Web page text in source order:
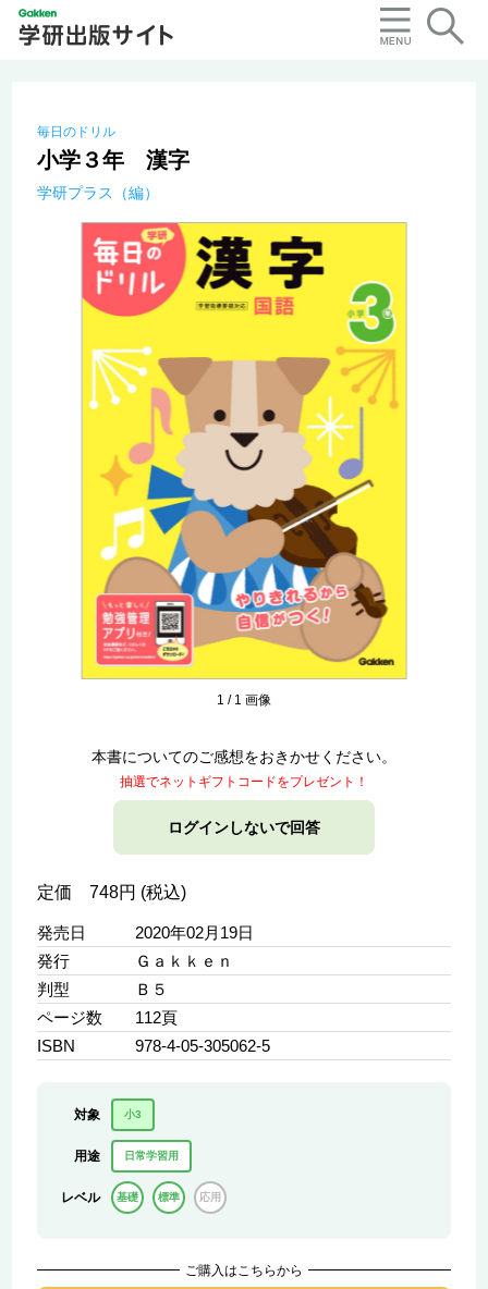
毎日のドリル
小学３年 漢字
学研プラス（編）
1 / 1 画像
本書についてのご感想をおきかせください。
抽選でネットギフトコードをプレゼント！
ログインしないで回答
定価 748円 (税込)
発売日
2020年02月19日
発行
Ｇａｋｋｅｎ
判型
Ｂ５
ページ数
112頁
ISBN
978-4-05-305062-5
対象 小3
用途 日常学習用
レベル 基礎 標準 応用
ご購入はこちらから